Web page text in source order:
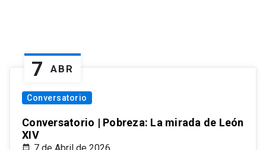
7 ABR
Conversatorio
Conversatorio | Pobreza: La mirada de León
XIV